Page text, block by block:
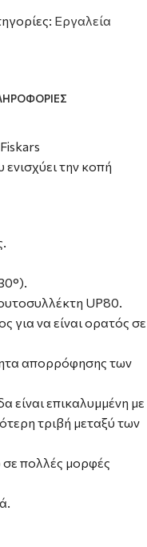
Εργαλεία
την κοπή
UP80.
για να είναι ορατός σε
απορρόφησης των
είναι επικαλυμμένη με
τριβή μεταξύ των
σε πολλές μορφές